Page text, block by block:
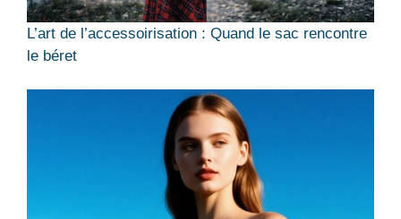
L’art de l’accessoirisation : Quand le sac rencontre
le béret